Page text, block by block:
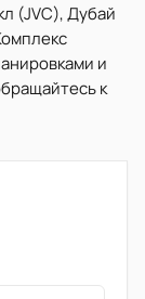
(JVC), Дубай
и
к